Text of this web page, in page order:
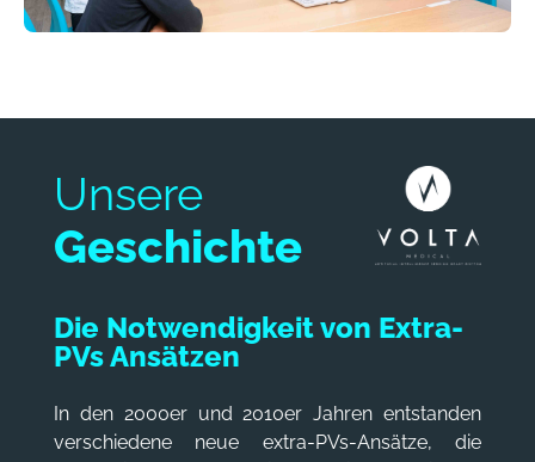
Unsere
Geschichte
Die Notwendigkeit von Extra-
PVs Ansätzen
In den 2000er und 2010er Jahren entstanden
verschiedene neue extra-PVs-Ansätze, die